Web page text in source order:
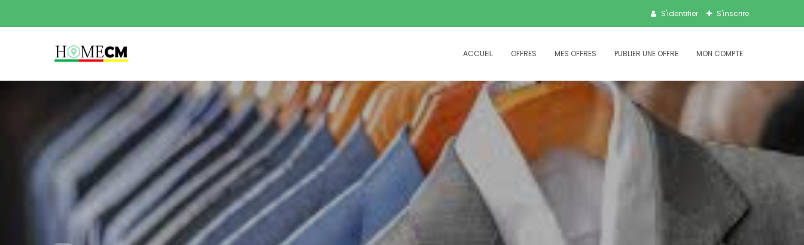
S'identifier S'inscrire
ACCUEIL OFFRES MES OFFRES PUBLIER UNE OFFRE MON COMPTE